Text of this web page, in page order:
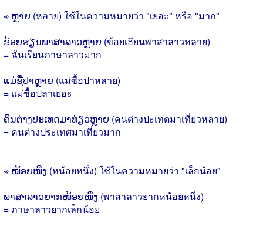
※ ຫຼາຍ (หลาย) ใช้ในความหมายว่า "เยอะ" หรือ "มาก"
ຂ້ອຍຮຽນພາສາລາວຫຼາຍ (ข้อยเฮียนพาสาลาวหลาย)
= ฉันเรียนภาษาลาวมาก
ແມ່ຊື້ປາຫຼາຍ (แม่ซื้อปาหลาย)
= แม่ซื้อปลาเยอะ
ຄົນຕ່າງປະເທດມາທ່ຽວຫຼາຍ (คนต่างปะเทดมาเที่ยวหลาย)
= คนต่างประเทศมาเที่ยวมาก
※ ໜ້ອຍໜຶ່ງ (หน้อยหนึ่ง) ใช้ในความหมายว่า "เล็กน้อย"
ພາສາລາວຍາກໜ້ອຍໜຶ່ງ (พาสาลาวยากหน้อยหนึ่ง)
= ภาษาลาวยากเล็กน้อย